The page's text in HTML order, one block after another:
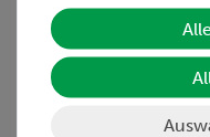
Vorteile
Minimale